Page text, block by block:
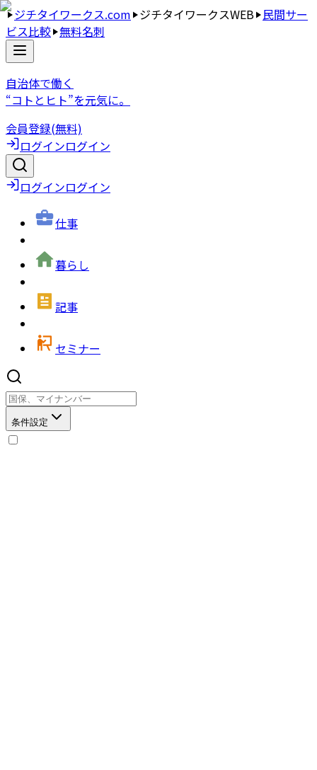
ジチタイワークス.com ジチタイワークスWEB 民間サー
ビス比較 無料名刺
自治体で働く
“コトとヒト”を元気に。
会員登録(無料)
ログインログイン
ログインログイン
仕事
暮らし
記事
セミナー
条件設定